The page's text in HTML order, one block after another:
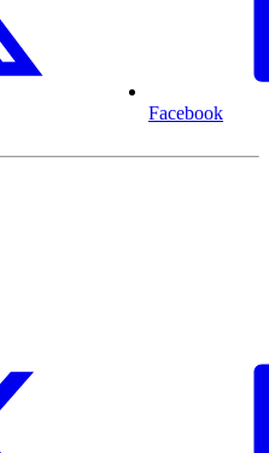
Facebook